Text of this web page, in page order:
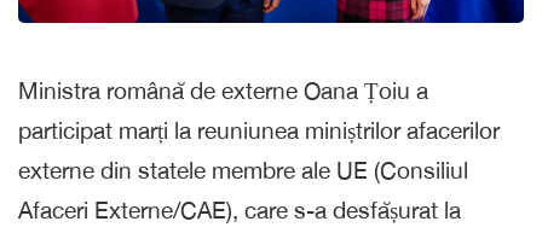
Ministra română de externe Oana Țoiu a
participat marți la reuniunea miniștrilor afacerilor
externe din statele membre ale UE (Consiliul
Afaceri Externe/CAE), care s-a desfășurat la